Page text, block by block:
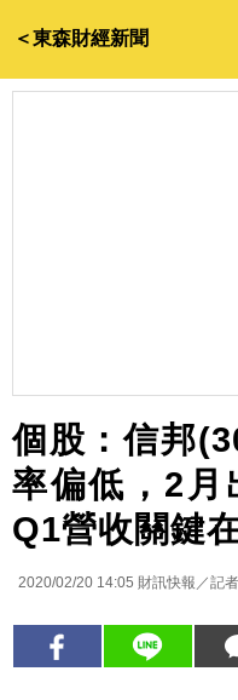
＜東森財經新聞
個股：信邦
率偏低，2月
Q1營收關鍵
2020/02/20 14:05 財訊快報／記